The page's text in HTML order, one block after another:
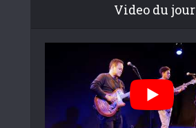
Video du jour